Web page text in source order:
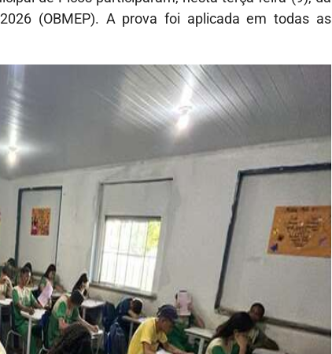
(OBMEP). A prova foi aplicada em todas as